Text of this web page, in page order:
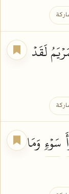
لَقَدۡ
سَوۡءٖوَمَا